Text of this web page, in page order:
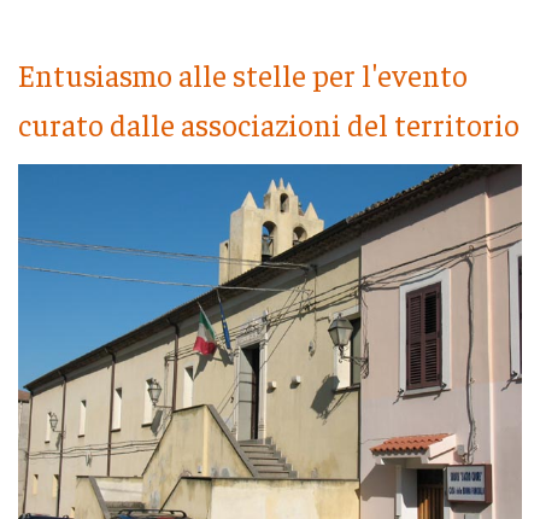
Entusiasmo alle stelle per l'evento
curato dalle associazioni del territorio